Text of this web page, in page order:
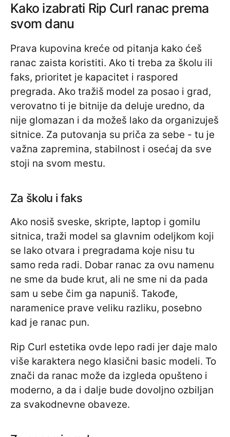
Kako izabrati Rip Curl ranac prema
svom danu
Prava kupovina kreće od pitanja kako ćeš
ranac zaista koristiti. Ako ti treba za školu ili
faks, prioritet je kapacitet i raspored
pregrada. Ako tražiš model za posao i grad,
verovatno ti je bitnije da deluje uredno, da
nije glomazan i da možeš lako da organizuješ
sitnice. Za putovanja su priča za sebe - tu je
važna zapremina, stabilnost i osećaj da sve
stoji na svom mestu.
Za školu i faks
Ako nosiš sveske, skripte, laptop i gomilu
sitnica, traži model sa glavnim odeljkom koji
se lako otvara i pregradama koje nisu tu
samo reda radi. Dobar ranac za ovu namenu
ne sme da bude krut, ali ne sme ni da pada
sam u sebe čim ga napuniš. Takođe,
naramenice prave veliku razliku, posebno
kad je ranac pun.
Rip Curl estetika ovde lepo radi jer daje malo
više karaktera nego klasični basic modeli. To
znači da ranac može da izgleda opušteno i
moderno, a da i dalje bude dovoljno ozbiljan
za svakodnevne obaveze.